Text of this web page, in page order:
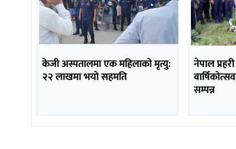
केजी अस्पतालमा एक महिलाको मृत्यु:
२२ लाखमा भयो सहमति
नेपाल
सम्पन्न